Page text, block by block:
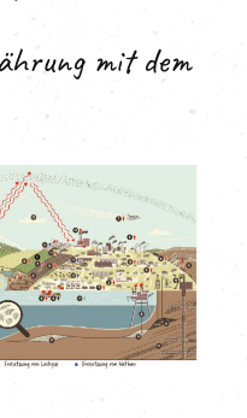
mit dem